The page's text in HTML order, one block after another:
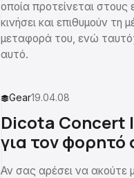
οποία προτείνεται
κινήσει και επιθυμούν
μεταφορά του, ενώ
αυτό.
Gear19.04.08
Dicota Concert
για τον φορητό
Αν σας αρέσει να ακούτε